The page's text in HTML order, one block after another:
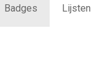
Badges Lijsten